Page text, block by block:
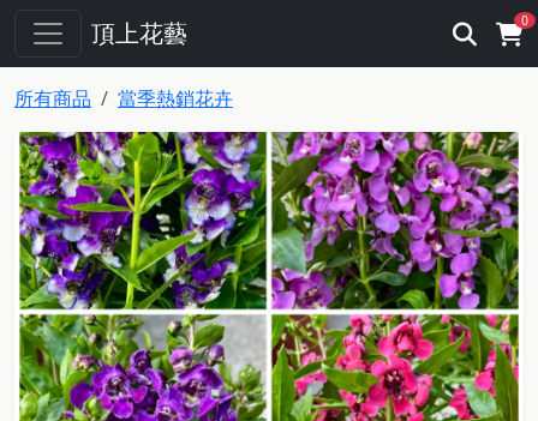
頂上花藝 0
所有商品 當季熱銷花卉